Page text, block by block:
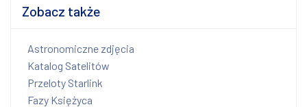
Zobacz także
Astronomiczne zdjęcia
Katalog Satelitów
Przeloty Starlink
Fazy Księżyca